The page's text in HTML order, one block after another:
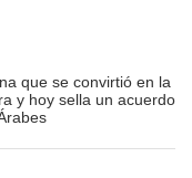
que se convirtió en la
y hoy sella un acuerdo